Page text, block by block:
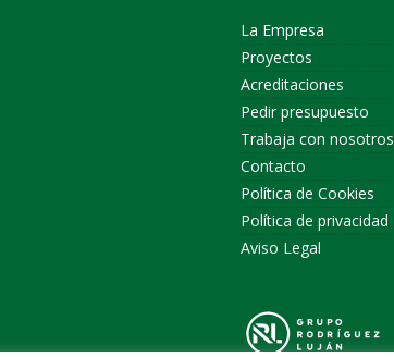
La Empresa
Proyectos
Acreditaciones
Pedir presupuesto
Trabaja con nosotros
Contacto
Política de Cookies
Política de privacidad
Aviso Legal